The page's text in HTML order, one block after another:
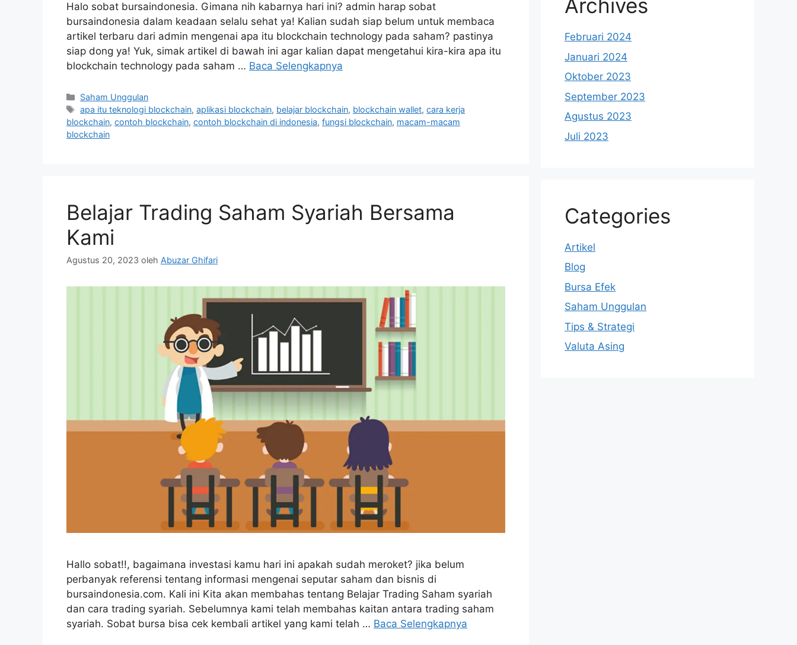
Halo sobat bursaindonesia. Gimana nih kabarnya hari ini? admin harap sobat
bursaindonesia dalam keadaan selalu sehat ya! Kalian sudah siap belum untuk membaca
artikel terbaru dari admin mengenai apa itu blockchain technology pada saham? pastinya
siap dong ya! Yuk, simak artikel di bawah ini agar kalian dapat mengetahui kira-kira apa itu
blockchain technology pada saham … Baca Selengkapnya
Kategori
Saham Unggulan
Tag
apa itu teknologi blockchain,aplikasi blockchain, belajar blockchain, blockchain wallet,cara kerja
blockchain, contoh blockchain, contoh blockchain di indonesia, fungsi blockchain, macam-macam
blockchain
Belajar Trading Saham Syariah Bersama
Kami
Agustus 20, 2023 oleh Abuzar Ghifari
Hallo sobat!!, bagaimana investasi kamu hari ini apakah sudah meroket? jika belum
perbanyak referensi tentang informasi mengenai seputar saham dan bisnis di
bursaindonesia.com. Kali ini Kita akan membahas tentang Belajar Trading Saham syariah
dan cara trading syariah. Sebelumnya kami telah membahas kaitan antara trading saham
syariah. Sobat bursa bisa cek kembali artikel yang kami telah … Baca Selengkapnya
Archives
Februari 2024
Januari 2024
Oktober 2023
September 2023
Agustus 2023
Juli 2023
Categories
Artikel
Blog
Bursa Efek
Saham Unggulan
Tips & Strategi
Valuta Asing